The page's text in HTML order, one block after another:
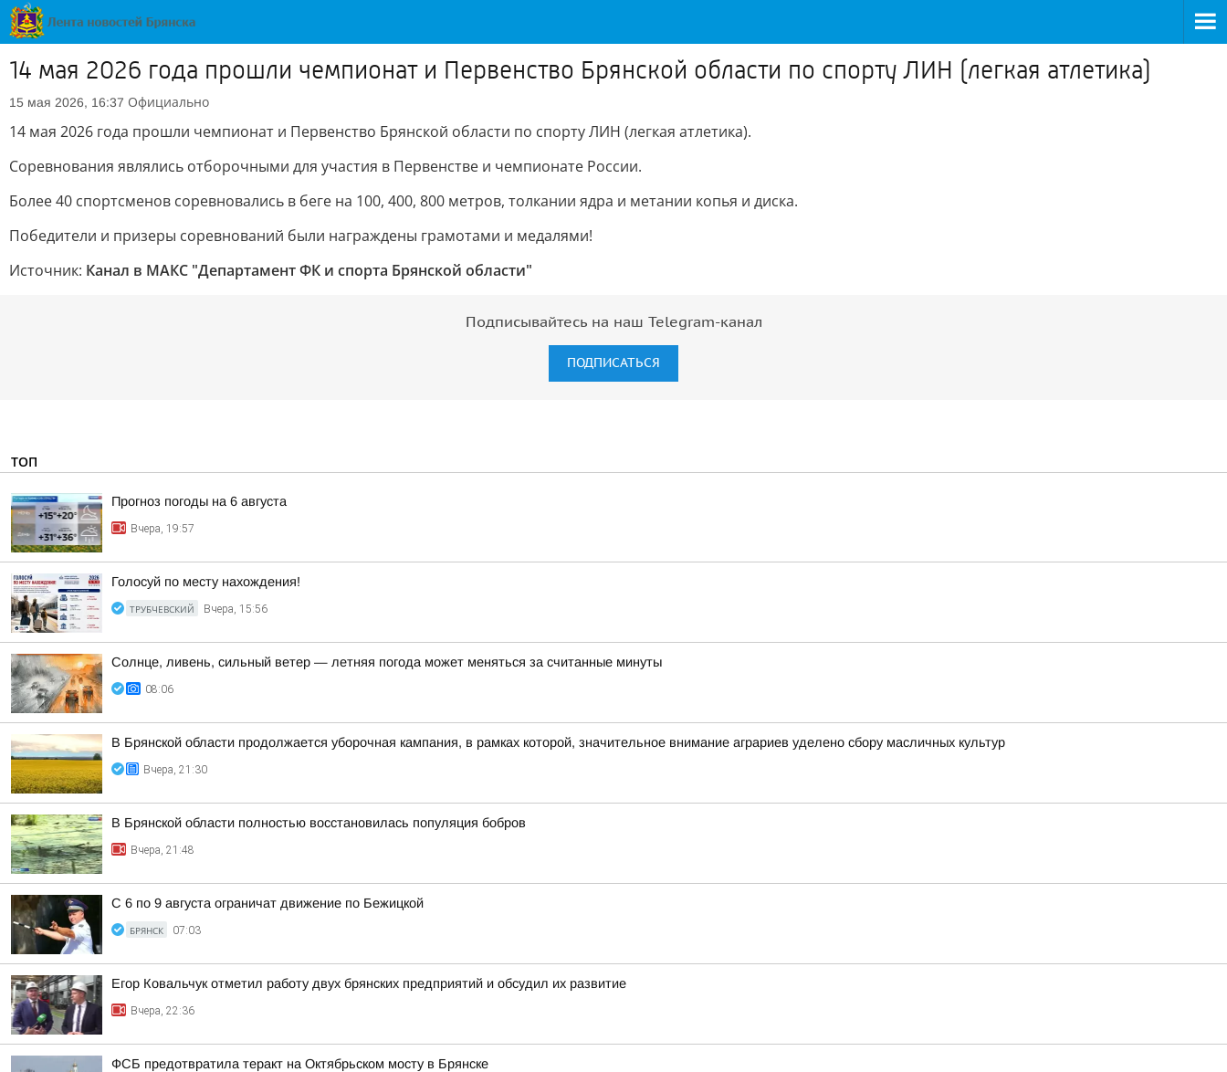
14 мая 2026 года прошли чемпионат и Первенство Брянской области по спорту ЛИН (легкая атлетика)
15 мая 2026, 16:37 Официально
14 мая 2026 года прошли чемпионат и Первенство Брянской области по спорту ЛИН (легкая атлетика).
Соревнования являлись отборочными для участия в Первенстве и чемпионате России.
Более 40 спортсменов соревновались в беге на 100, 400, 800 метров, толкании ядра и метании копья и диска.
Победители и призеры соревнований были награждены грамотами и медалями!
Источник: Канал в МАКС "Департамент ФК и спорта Брянской области"
Подписывайтесь на наш Telegram-канал
ПОДПИСАТЬСЯ
ТОП
Прогноз погоды на 6 августа
Вчера, 19:57
Голосуй по месту нахождения!
ТРУБЧЕВСКИЙ Вчера, 15:56
Солнце, ливень, сильный ветер — летняя погода может меняться за считанные минуты
08:06
В Брянской области продолжается уборочная кампания, в рамках которой, значительное внимание аграриев уделено сбору масличных культур
Вчера, 21:30
В Брянской области полностью восстановилась популяция бобров
Вчера, 21:48
С 6 по 9 августа ограничат движение по Бежицкой
БРЯНСК 07:03
Егор Ковальчук отметил работу двух брянских предприятий и обсудил их развитие
Вчера, 22:36
ФСБ предотвратила теракт на Октябрьском мосту в Брянске